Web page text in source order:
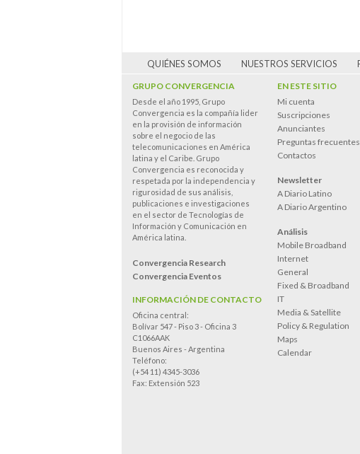
QUIÉNES SOMOS NUESTROS SERVICIOS
GRUPO CONVERGENCIA
Desde el año 1995, Grupo
Convergencia es la compañía lider
en la provisión de información
sobre el negocio de las
telecomunicaciones en América
latina y el Caribe. Grupo
Convergencia es reconocida y
respetada por la independencia y
rigurosidad de sus análisis,
publicaciones e investigaciones
en el sector de Tecnologías de
Información y Comunicación en
América latina.
Convergencia Research
Convergencia Eventos
INFORMACIÓN DE CONTACTO
Oficina central:
Bolívar 547 - Piso 3 - Oficina 3
C1066AAK
Buenos Aires - Argentina
Teléfono:
(+54 11) 4345-3036
Fax: Extensión 523
EN ESTE SITIO
Mi cuenta
Suscripciones
Anunciantes
Preguntas frecuentes
Contactos
Newsletter
A Diario Latino
A Diario Argentino
Análisis
Mobile Broadband
Internet
General
Fixed & Broadband
IT
Media & Satellite
Policy & Regulation
Maps
Calendar